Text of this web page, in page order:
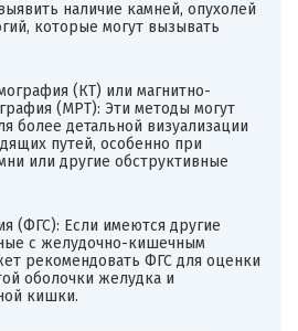
наличие камней, опухолей
которые могут вызывать
(КТ) или магнитно-
(МРТ): Эти методы могут
более детальной визуализации
путей, особенно при
или другие обструктивные
(ФГС): Если имеются другие
с желудочно-кишечным
рекомендовать ФГС для оценки
оболочки желудка и
кишки.